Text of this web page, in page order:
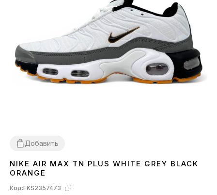
Добавить
3940 44 45
NIKE AIR MAX TN PLUS WHITE GREY BLACK
ORANGE
Код:FKS2357473